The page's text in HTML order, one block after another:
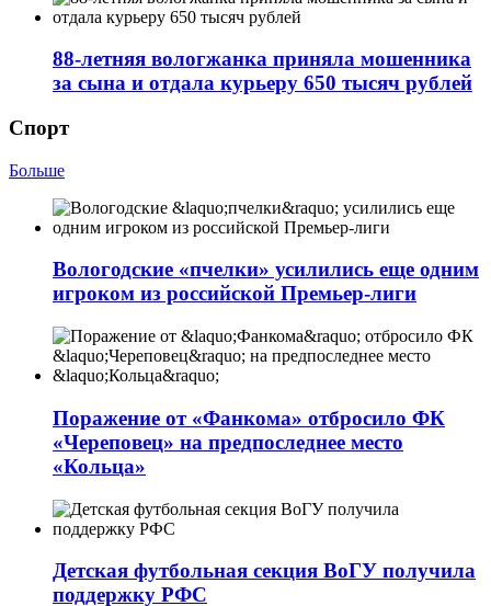
88-летняя вологжанка приняла мошенника
за сына и отдала курьеру 650 тысяч рублей
Спорт
Больше
Вологодские «пчелки» усилились еще одним
игроком из российской Премьер-лиги
Поражение от «Фанкома» отбросило ФК
«Череповец» на предпоследнее место
«Кольца»
Детская футбольная секция ВоГУ получила
поддержку РФС